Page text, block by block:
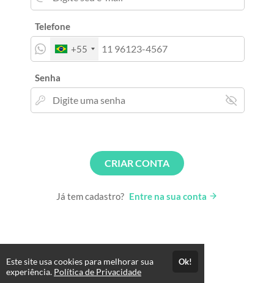
Telefone
+55
Senha
CRIAR CONTA
Já tem cadastro? Entre na sua conta
Este site usa cookies para melhorar sua
experiência. Política de Privacidade
Ok!